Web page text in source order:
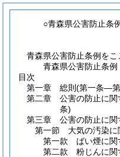
○青森県公害防止条例
青森県公害防止条例をこ
青森県公害防止条例
目次
第一章
総則 (第一条―
第二章
公害の防止に
条)
第三章
公害の防止に関
第一節
大気の汚染に
第一款
ばい煙に関
第二款
粉じんに関